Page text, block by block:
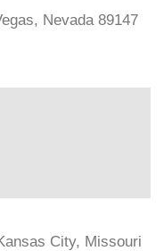
Nevada 89147
City, Missouri